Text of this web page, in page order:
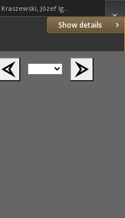
Show details
Kraszewski, Józef Ignacy (1812–1887)